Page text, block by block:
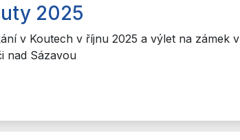
2025
v Koutech v říjnu 2025 a výlet na zámek v
nad Sázavou